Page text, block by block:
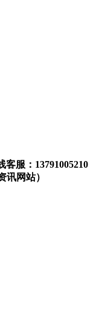
客服：13791005210
讯网站）